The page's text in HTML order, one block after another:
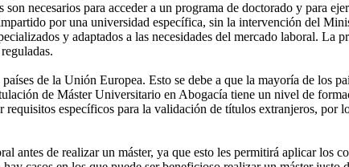
necesarios para acceder a un programa de doctorado y para
por una universidad específica, sin la intervención del
y adaptados a las necesidades del mercado laboral. La
de la Unión Europea. Esto se debe a que la mayoría de los
de Máster Universitario en Abogacía tiene un nivel de
requisitos específicos para la validación de títulos extranjeros,
antes de realizar un máster, ya que esto les permitirá aplicar los